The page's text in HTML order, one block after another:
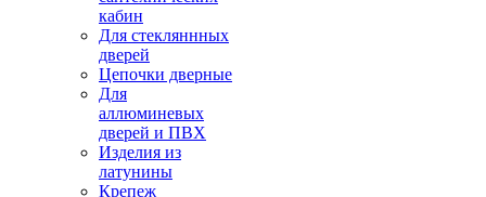
кабин
Для стекляннных
дверей
Цепочки дверные
Для
аллюминевых
дверей и ПВХ
Изделия из
латунины
Крепеж